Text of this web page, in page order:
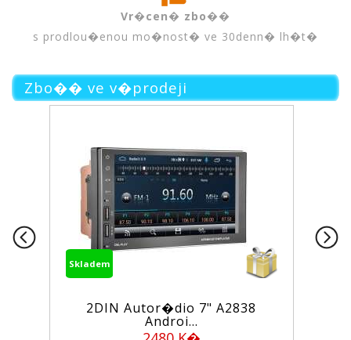
Vr�cen� zbo��
s prodlou�enou mo�nost� ve 30denn� lh�t�
Zbo�� ve v�prodeji
7" A2838
Skladem
Wi-Fi/GSM alarm